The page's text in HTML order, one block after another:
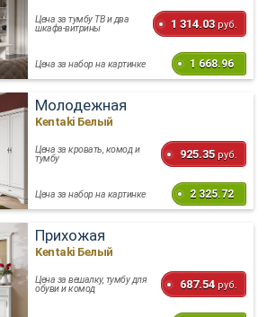
Цена за тумбу ТВ и два
шкафа-витрины 1 314.03 руб.
Цена за набор на картинке 1 668.96
Молодежная
Kentaki Белый
Цена за кровать, комод и
тумбу 925.35 руб.
Цена за набор на картинке 2 325.72
Прихожая
Kentaki Белый
Цена за вешалку, тумбу для
обуви и комод 687.54 руб.